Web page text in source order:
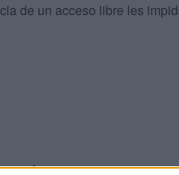
de un acceso libre les